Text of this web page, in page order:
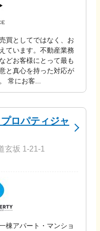
買としてではなく、お
ています。不動産業務
どお客様にとって最も
と真心を持った対応が
常にお客...
ロパティジャ
玄坂 1-21-1
棟アパート・マンショ